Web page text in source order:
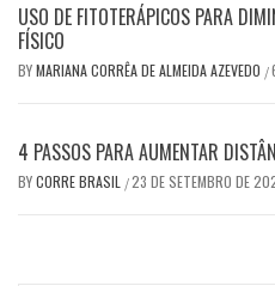
USO DE FITOTERÁPICOS PARA
FÍSICO
BYMARIANA CORRÊA DE ALMEIDA AZEVEDO /
4 PASSOS PARA AUMENTAR
BYCORRE BRASIL /23 DE SETEMBRO DE